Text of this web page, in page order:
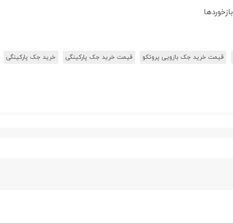
بازخوردها
قیمت خرید جک بازویی پروتکو قیمت خرید جک پارکینگی خرید جک پارکینگی